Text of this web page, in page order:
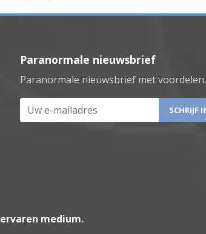
Paranormale nieuwsbrief
Paranormale nieuwsbrief met voordelen.
Uw e-mailadres
ervaren medium.